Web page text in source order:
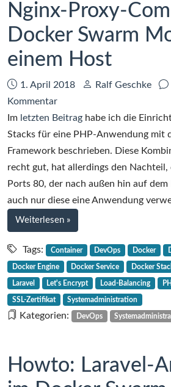
Nginx-Proxy-
Docker Swarm
einem Host
Datum:
1. April 2018 Autor:
Ralf Geschke
Kommentarzu
Howto:
Nginx-
Proxy
und
Nginx-
Proxy-
Companion
im
Docker
Swarm
Mode
auf
einem
Im letzten Beitrag habe ich die
Stacks für eine PHP-Anwendung mit
Framework beschrieben. Diese
recht gut, hat allerdings den Nachteil,
Ports 80, der nach außen hin auf
auch nur diese eine Anwendung
Weiterlesen bei
Howto:
Nginx-
Proxy
und
Nginx-
Proxy-
Companion
Swarm
Mode
»
Tags: Container DevOps Docker
Docker Engine Docker Service Docker
Laravel Let's Encrypt Load-Balancing
SSL-Zertifikat Systemadministration
Kategorien: DevOps
Howto: Laravel-